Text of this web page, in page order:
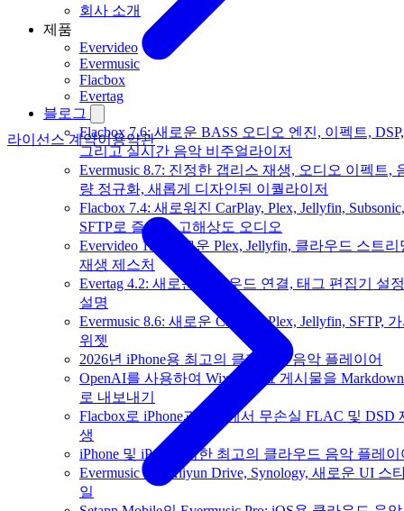
회사 소개
제품
Evervideo
Evermusic
Flacbox
Evertag
블로그
Flacbox 7.6: 새로운 BASS 오디오 엔진, 이펙트, DSP,
그리고 실시간 음악 비주얼라이저
Evermusic 8.7: 진정한 갭리스 재생, 오디오 이펙트,
량 정규화, 새롭게 디자인된 이퀄라이저
Flacbox 7.4: 새로워진 CarPlay, Plex, Jellyfin, Subsonic,
SFTP로 즐기는 고해상도 오디오
Evervideo 1.7: 새로운 Plex, Jellyfin, 클라우드 스트리
재생 제스처
Evertag 4.2: 새로운 클라우드 연결, 태그 편집기 설정
설명
Evermusic 8.6: 새로운 CarPlay, Plex, Jellyfin, SFTP,
위젯
2026년 iPhone용 최고의 클라우드 음악 플레이어
OpenAI를 사용하여 Wix 블로그 게시물을
로 내보내기
Flacbox로 iPhone과 Mac에서 무손실 FLAC 및 DSD
생
iPhone 및 iPad를 위한 최고의 클라우드 음악 플레이
Evermusic 6.8: Aliyun Drive, Synology, 새로운 UI 스
일
라이선스 계약이용약관